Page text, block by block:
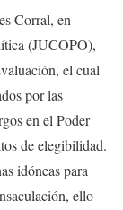
Corral, en
(JUCOPO),
el cual
por las
en el Poder
de elegibilidad.
idóneas para
ello